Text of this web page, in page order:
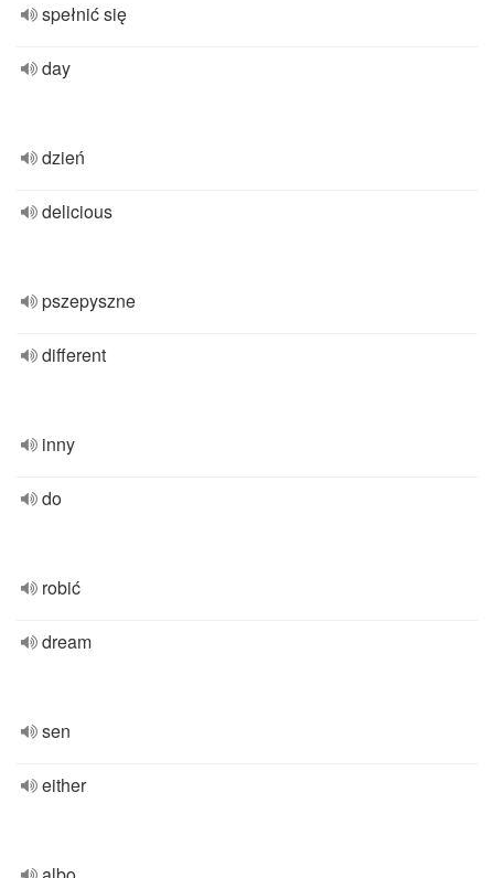
spełnić się
day
dzień
delicious
pszepyszne
different
inny
do
robić
dream
sen
either